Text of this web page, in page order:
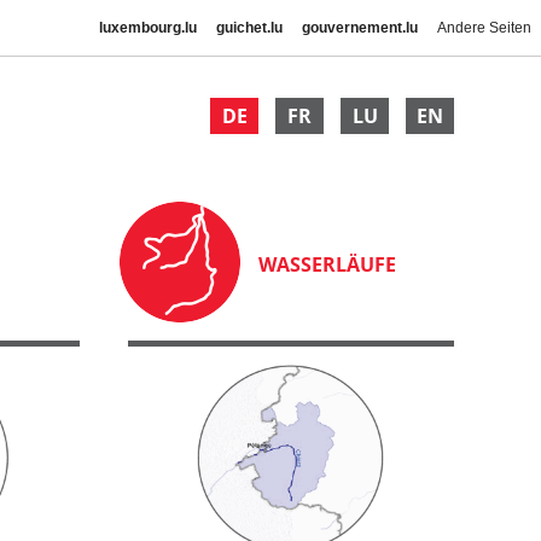
luxembourg.lu guichet.lu gouvernement.lu Andere Seiten
DE FR LU EN
WASSERLÄUFE